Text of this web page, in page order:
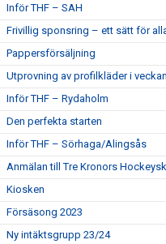
Inför THF – SAH
Frivillig sponsring – ett sätt för
Pappersförsäljning
Utprovning av profilkläder i
Inför THF – Rydaholm
Den perfekta starten
Inför THF – Sörhaga/Alingsås
Anmälan till Tre Kronors
Kiosken
Försäsong 2023
Ny intäktsgrupp 23/24